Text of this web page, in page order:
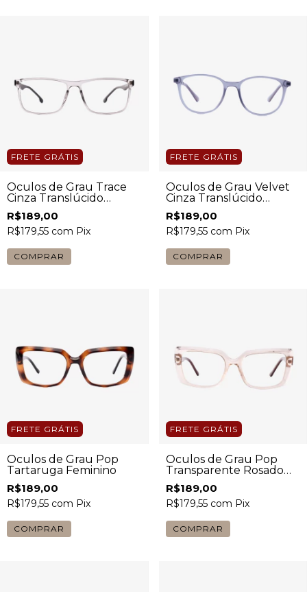
FRETE GRÁTIS
Óculos de Grau Trace
Cinza Translúcido
Masculino
R$189,00
R$179,55 com Pix
COMPRAR
FRETE GRÁTIS
Óculos de Grau Velvet
Cinza Translúcido
Unissex
R$189,00
R$179,55 com Pix
COMPRAR
FRETE GRÁTIS
Óculos de Grau Pop
Tartaruga Feminino
R$189,00
R$179,55 com Pix
COMPRAR
FRETE GRÁTIS
Óculos de Grau Pop
Transparente Rosado
com Haste Escura
Feminino
R$189,00
R$179,55 com Pix
COMPRAR